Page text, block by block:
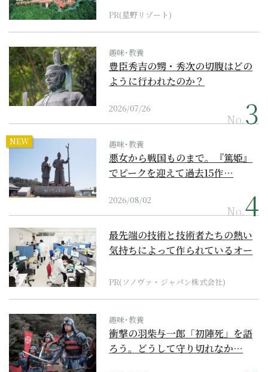
PR(星野リゾート)
趣味･教養
豊臣秀吉の甥・秀次の切腹はどの
ように行われたのか？
2026/07/26
No.
NEW 趣味･教養
悪女から戦国ものまで。『篤姫』
でピークを迎えて過去15作…
2026/08/02
No.
最先端の技術と技術者たちの熱い
気持ちによって作られているオー
PR(ソノヴァ・ジャパン株式会社)
趣味･教養
衝撃の羽柴与一郎「初陣死」を語
ろう。どうして守り切れなか…